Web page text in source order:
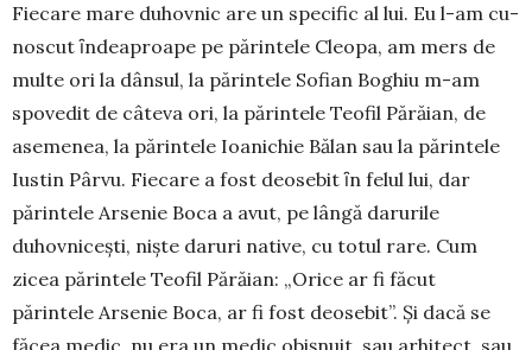
Fiecare mare duhovnic are un specific al lui. Eu l-am cu­
noscut ȋndeaproape pe părintele Cleopa, am mers de
multe ori la dânsul, la părintele Sofian Boghiu m-am
spovedit de câte­va ori, la părintele Teofil Pără­ian, de
asemenea, la părintele Ioanichie Bălan sau la părintele
Iustin Pârvu. Fiecare a fost deo­sebit ȋn felul lui, dar
părintele Arsenie Boca a avut, pe lângă darurile
duhovniceşti, nişte da­ruri native, cu totul rare. Cum
zicea părintele Teofil Părăian: „Orice ar fi făcut
părintele Arsenie Boca, ar fi fost deo­sebit”. Şi dacă se